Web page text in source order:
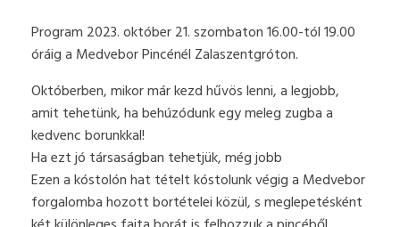
Program 2023. október 21. szombaton 16.00-tól 19.00
óráig a Medvebor Pincénél Zalaszentgróton.
Októberben, mikor már kezd hűvös lenni, a legjobb,
amit tehetünk, ha behúzódunk egy meleg zugba a
kedvenc borunkkal!
Ha ezt jó társaságban tehetjük, még jobb
Ezen a kóstolón hat tételt kóstolunk végig a Medvebor
forgalomba hozott bortételei közül, s meglepetésként